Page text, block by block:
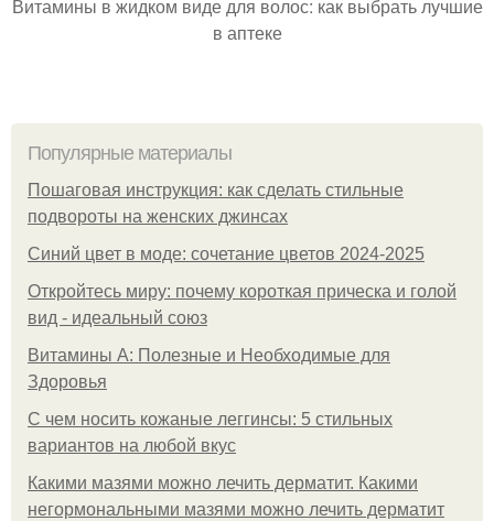
Витамины в жидком виде для волос: как выбрать лучшие
в аптеке
Популярные материалы
Пошаговая инструкция: как сделать стильные
подвороты на женских джинсах
Синий цвет в моде: сочетание цветов 2024-2025
Откройтесь миру: почему короткая прическа и голой
вид - идеальный союз
Витамины А: Полезные и Необходимые для
Здоровья
С чем носить кожаные леггинсы: 5 стильных
вариантов на любой вкус
Какими мазями можно лечить дерматит. Какими
негормональными мазями можно лечить дерматит